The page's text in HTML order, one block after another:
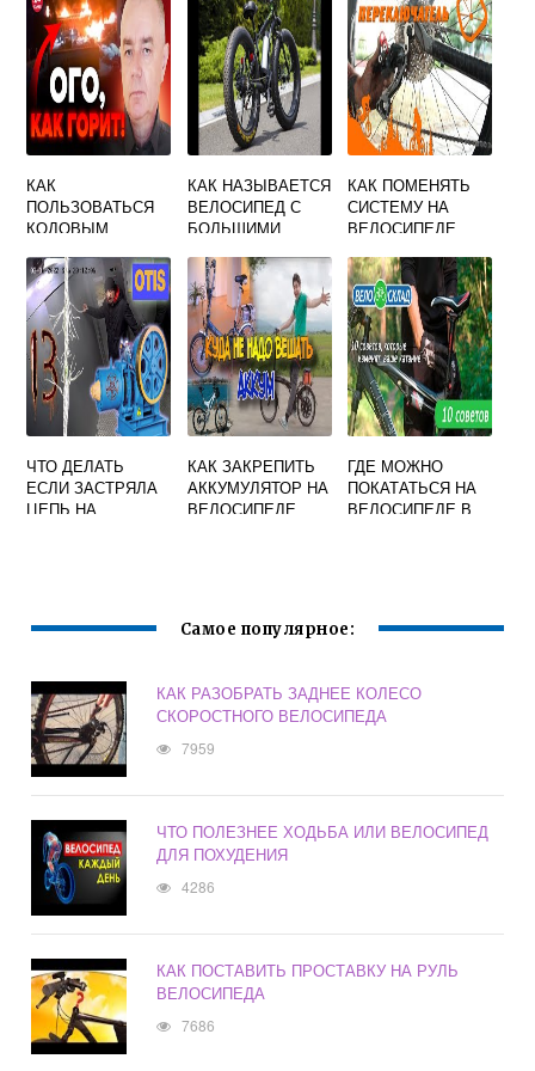
КАК
ПОЛЬЗОВАТЬСЯ
КОДОВЫМ
ВЕЛОСИПЕДА
КАК НАЗЫВАЕТСЯ
ВЕЛОСИПЕД С
БОЛЬШИМИ
КАК ПОМЕНЯТЬ
СИСТЕМУ НА
ВЕЛОСИПЕДЕ
ЧТО ДЕЛАТЬ
ЕСЛИ ЗАСТРЯЛА
ЦЕПЬ НА
КАК ЗАКРЕПИТЬ
АККУМУЛЯТОР НА
ВЕЛОСИПЕДЕ
ГДЕ МОЖНО
ПОКАТАТЬСЯ НА
ВЕЛОСИПЕДЕ В
Самое популярное:
КАК РАЗОБРАТЬ ЗАДНЕЕ КОЛЕСО
СКОРОСТНОГО ВЕЛОСИПЕДА
7959
ЧТО ПОЛЕЗНЕЕ ХОДЬБА ИЛИ ВЕЛОСИПЕД
ДЛЯ ПОХУДЕНИЯ
4286
КАК ПОСТАВИТЬ ПРОСТАВКУ НА РУЛЬ
ВЕЛОСИПЕДА
7686